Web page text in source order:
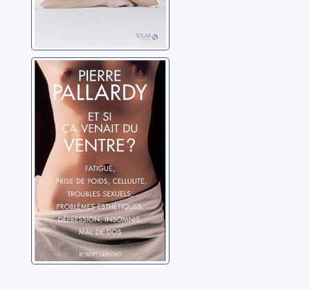
Et si ça venait du
ventre?
Pallardy, Pierre